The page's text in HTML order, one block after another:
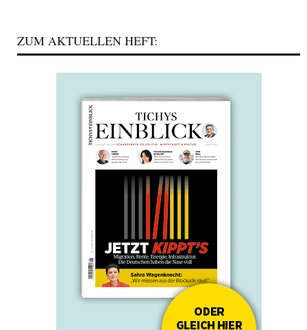
ZUM AKTUELLEN HEFT: